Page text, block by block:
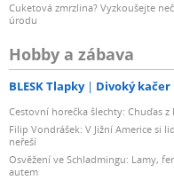
Cuketová zmrzlina? Vyzkoušejte
úrodu
Hobby a zábava
BLESK Tlapky Divoký kačer
Cestovní horečka šlechty: Chuďas
Filip Vondrášek: V Jižní Americe si
neřeší
Osvěžení ve Schladmingu: Lamy,
autem